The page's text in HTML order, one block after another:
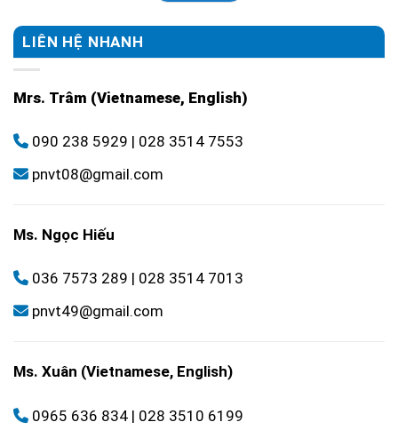
LIÊN HỆ NHANH
Mrs. Trâm (Vietnamese, English)
090 238 5929 | 028 3514 7553
pnvt08@gmail.com
Ms. Ngọc Hiếu
036 7573 289 | 028 3514 7013
pnvt49@gmail.com
Ms. Xuân (Vietnamese, English)
0965 636 834 | 028 3510 6199